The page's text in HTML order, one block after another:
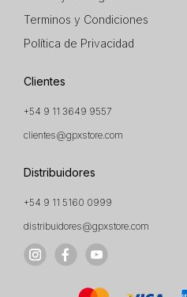
Terminos y Condiciones
Política de Privacidad
Clientes
+54 9 11 3649 9557
clientes@gpxstore.com
Distribuidores
+54 9 11 5160 0999
distribuidores@gpxstore.com